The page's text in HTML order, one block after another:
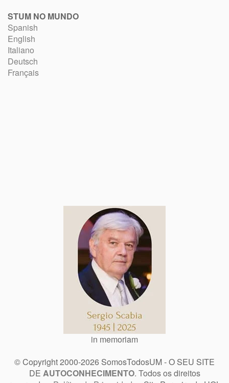
STUM NO MUNDO
Spanish
English
Italiano
Deutsch
Français
in memoriam
© Copyright 2000-2026 SomosTodosUM - O SEU SITE
DE AUTOCONHECIMENTO. Todos os direitos